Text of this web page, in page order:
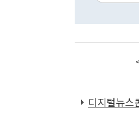
디지털뉴스